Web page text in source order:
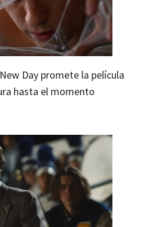
Day promete la película
hasta el momento